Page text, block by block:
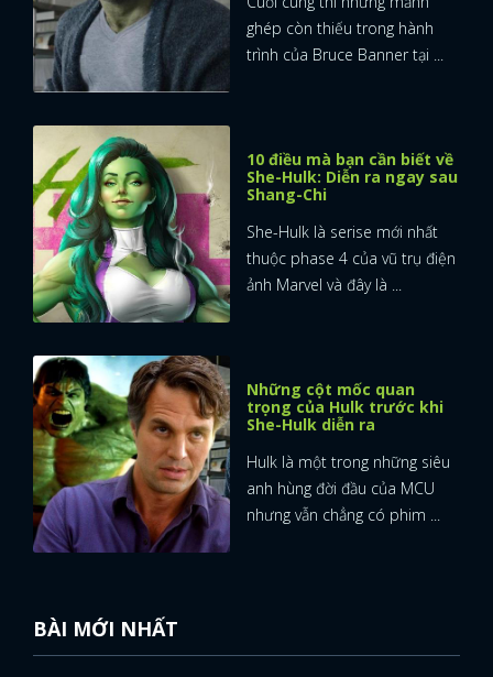
FACEBOOK GOOGLE
ghép còn thiếu trong hành
trình của Bruce Banner tại ...
10 điều mà bạn cần biết về
She-Hulk: Diễn ra ngay sau
Shang-Chi
She-Hulk là serise mới nhất
thuộc phase 4 của vũ trụ điện
ảnh Marvel và đây là ...
Những cột mốc quan
trọng của Hulk trước khi
She-Hulk diễn ra
Hulk là một trong những siêu
anh hùng đời đầu của MCU
nhưng vẫn chẳng có phim ...
BÀI MỚI NHẤT